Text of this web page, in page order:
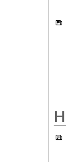
H